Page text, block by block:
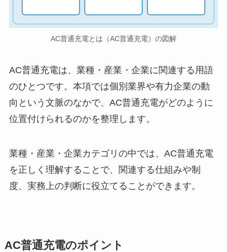
AC普通充電とは（AC普通充電）の図解
AC普通充電は、業種・産業・企業に関連する用語
のひとつです。本項では個別業界や有力企業の動
向という文脈のなかで、AC普通充電がどのように
位置付けられるのかを整理します。
業種・産業・企業カテゴリの中では、AC普通充電
を正しく理解することで、関連する仕組みや制
度、実務上の判断に役立てることができます。
AC普通充電のポイント